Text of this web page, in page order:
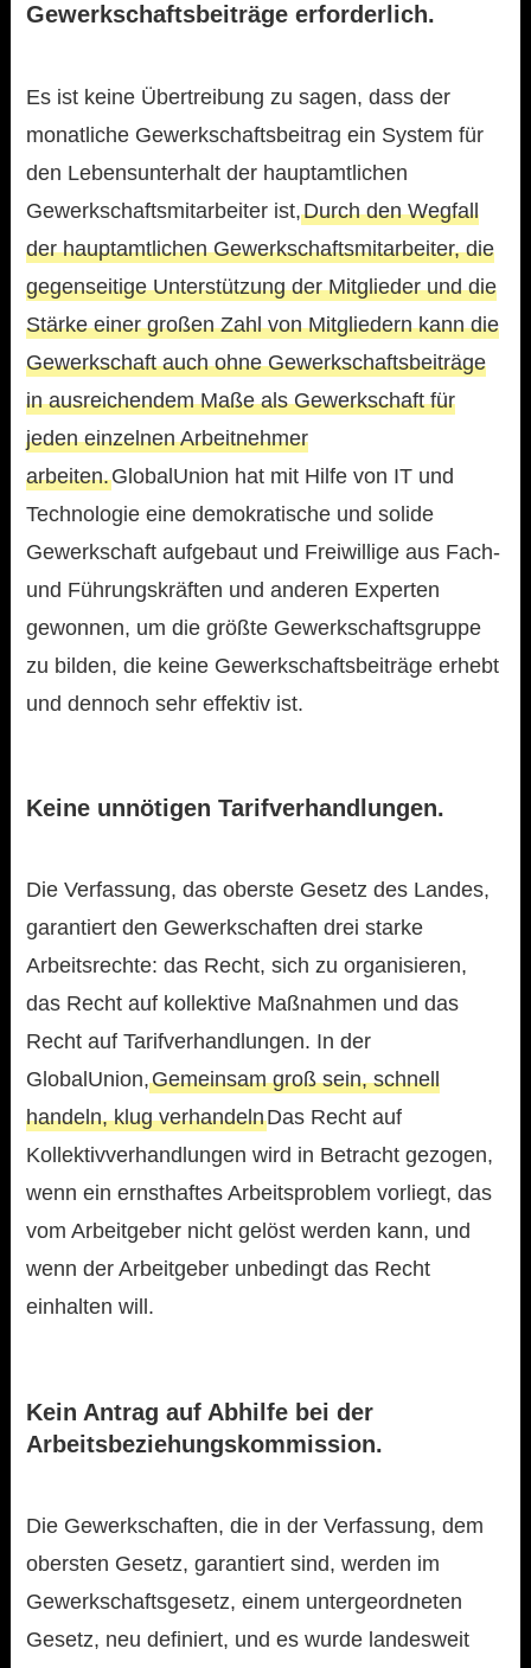
Gewerkschaftsbeiträge erforderlich.
Es ist keine Übertreibung zu sagen, dass der
monatliche Gewerkschaftsbeitrag ein System für
den Lebensunterhalt der hauptamtlichen
Gewerkschaftsmitarbeiter ist,Durch den Wegfall
der hauptamtlichen Gewerkschaftsmitarbeiter, die
gegenseitige Unterstützung der Mitglieder und die
Stärke einer großen Zahl von Mitgliedern kann die
Gewerkschaft auch ohne Gewerkschaftsbeiträge
in ausreichendem Maße als Gewerkschaft für
jeden einzelnen Arbeitnehmer
arbeiten.GlobalUnion hat mit Hilfe von IT und
Technologie eine demokratische und solide
Gewerkschaft aufgebaut und Freiwillige aus Fach-
und Führungskräften und anderen Experten
gewonnen, um die größte Gewerkschaftsgruppe
zu bilden, die keine Gewerkschaftsbeiträge erhebt
und dennoch sehr effektiv ist.
Keine unnötigen Tarifverhandlungen.
Die Verfassung, das oberste Gesetz des Landes,
garantiert den Gewerkschaften drei starke
Arbeitsrechte: das Recht, sich zu organisieren,
das Recht auf kollektive Maßnahmen und das
Recht auf Tarifverhandlungen. In der
GlobalUnion,Gemeinsam groß sein, schnell
handeln, klug verhandelnDas Recht auf
Kollektivverhandlungen wird in Betracht gezogen,
wenn ein ernsthaftes Arbeitsproblem vorliegt, das
vom Arbeitgeber nicht gelöst werden kann, und
wenn der Arbeitgeber unbedingt das Recht
einhalten will.
Kein Antrag auf Abhilfe bei der
Arbeitsbeziehungskommission.
Die Gewerkschaften, die in der Verfassung, dem
obersten Gesetz, garantiert sind, werden im
Gewerkschaftsgesetz, einem untergeordneten
Gesetz, neu definiert, und es wurde landesweit